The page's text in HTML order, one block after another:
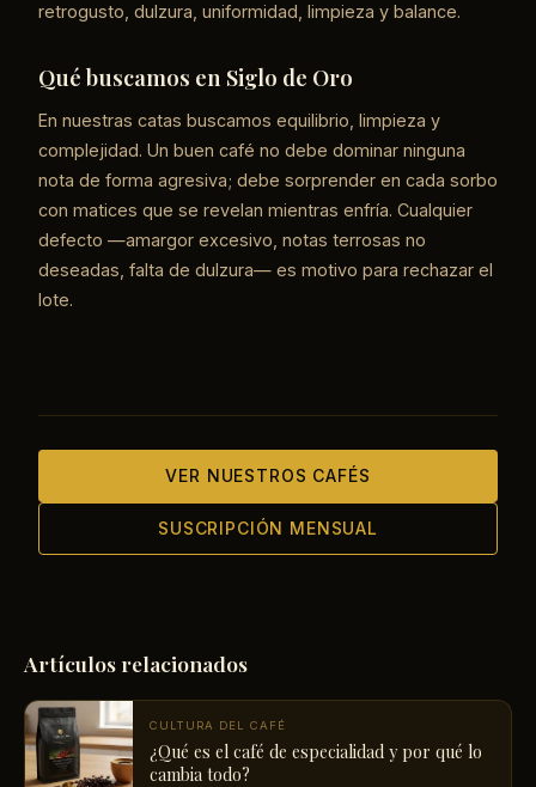
retrogusto, dulzura, uniformidad, limpieza y balance.
Qué buscamos en Siglo de Oro
En nuestras catas buscamos equilibrio, limpieza y
complejidad. Un buen café no debe dominar ninguna
nota de forma agresiva; debe sorprender en cada sorbo
con matices que se revelan mientras enfría. Cualquier
defecto —amargor excesivo, notas terrosas no
deseadas, falta de dulzura— es motivo para rechazar el
lote.
VER NUESTROS CAFÉS
SUSCRIPCIÓN MENSUAL
Artículos relacionados
CULTURA DEL CAFÉ
¿Qué es el café de especialidad y por qué lo
cambia todo?